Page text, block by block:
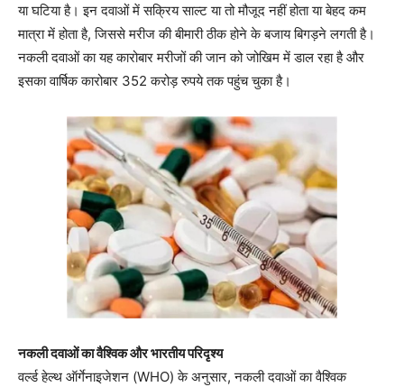
या घटिया है। इन दवाओं में सक्रिय साल्ट या तो मौजूद नहीं होता या बेहद कम
मात्रा में होता है, जिससे मरीज की बीमारी ठीक होने के बजाय बिगड़ने लगती है।
नकली दवाओं का यह कारोबार मरीजों की जान को जोखिम में डाल रहा है और
इसका वार्षिक कारोबार 352 करोड़ रुपये तक पहुंच चुका है।
नकली दवाओं का वैश्विक और भारतीय परिदृश्य
वर्ल्ड हेल्थ ऑर्गेनाइजेशन (WHO) के अनुसार, नकली दवाओं का वैश्विक